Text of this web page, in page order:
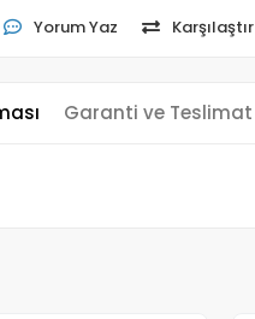
Yorum Yaz Karşılaştır
Garanti ve Teslimat